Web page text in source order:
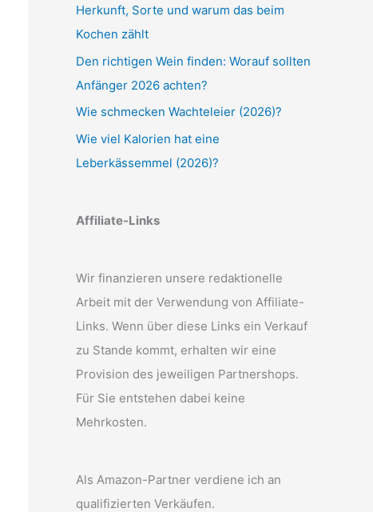
Herkunft, Sorte und warum das beim
Kochen zählt
Den richtigen Wein finden: Worauf sollten
Anfänger 2026 achten?
Wie schmecken Wachteleier (2026)?
Wie viel Kalorien hat eine
Leberkässemmel (2026)?
Affiliate-Links
Wir finanzieren unsere redaktionelle
Arbeit mit der Verwendung von Affiliate-
Links. Wenn über diese Links ein Verkauf
zu Stande kommt, erhalten wir eine
Provision des jeweiligen Partnershops.
Für Sie entstehen dabei keine
Mehrkosten.
Als Amazon-Partner verdiene ich an
qualifizierten Verkäufen.